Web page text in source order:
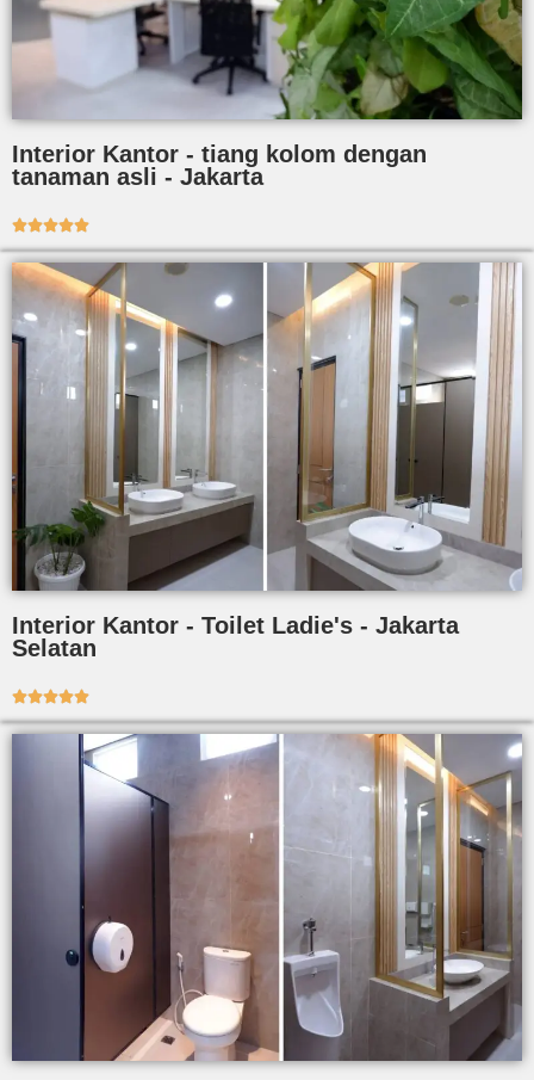
Interior Kantor - tiang kolom dengan
tanaman asli - Jakarta

Interior Kantor - Toilet Ladie's - Jakarta
Selatan
